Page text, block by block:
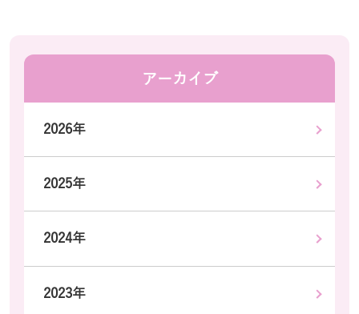
アーカイブ
2026年
2025年
2024年
2023年